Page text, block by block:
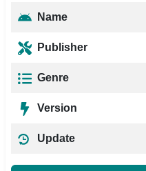
Name
Publisher
Genre
Version
Update